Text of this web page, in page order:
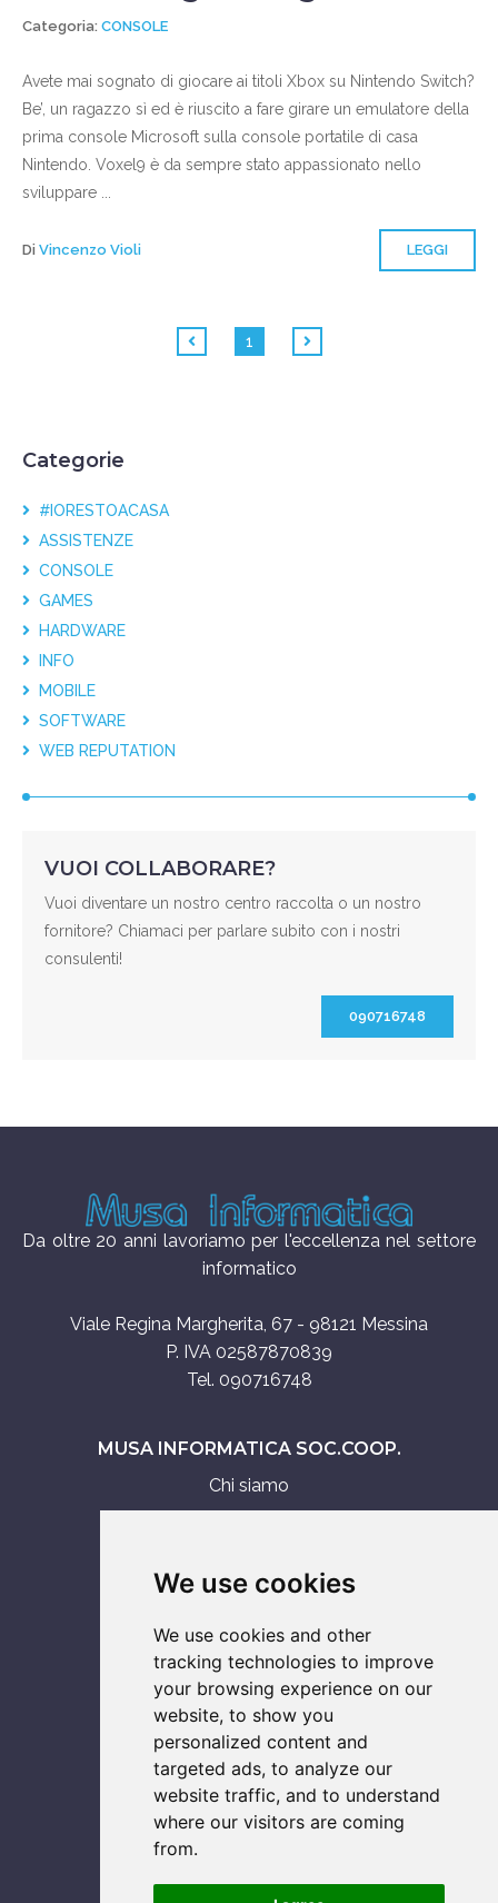
We use cookies
We use cookies and other
tracking technologies to improve
your browsing experience on our
website, to show you
personalized content and
targeted ads, to analyze our
website traffic, and to understand
where our visitors are coming
from.
Categoria: CONSOLE
Avete mai sognato di giocare ai titoli Xbox su Nintendo Switch?
Be’, un ragazzo sì ed è riuscito a fare girare un emulatore della
prima console Microsoft sulla console portatile di casa
Nintendo. Voxel9 è da sempre stato appassionato nello
sviluppare ...
Di Vincenzo Violi LEGGI
1
Categorie
#IORESTOACASA
ASSISTENZE
CONSOLE
GAMES
HARDWARE
INFO
MOBILE
SOFTWARE
WEB REPUTATION
VUOI COLLABORARE?
Vuoi diventare un nostro centro raccolta o un nostro
fornitore? Chiamaci per parlare subito con i nostri
consulenti!
090716748
Da oltre 20 anni lavoriamo per l'eccellenza nel settore
informatico
Viale Regina Margherita, 67 - 98121 Messina
P. IVA 02587870839
Tel. 090716748
MUSA INFORMATICA SOC.COOP.
Chi siamo
Vendita
ASSISTENZA SU
Console
Smartphone
Notebook
Computer
SOCIAL NETWORK